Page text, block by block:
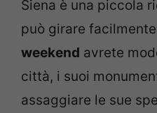
Siena è una piccola
può girare
weekend avrete
città, i suoi
assaggiare le sue